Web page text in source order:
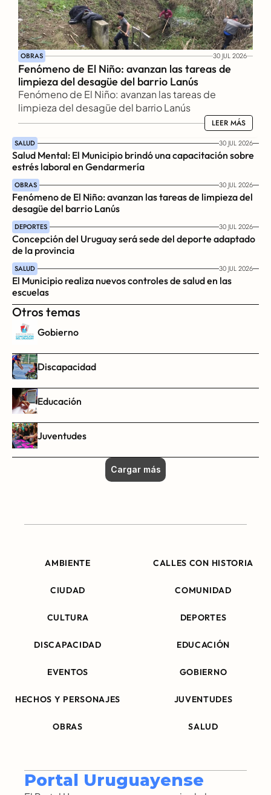
OBRAS 30 JUL 2026
Fenómeno de El Niño: avanzan las tareas de
limpieza del desagüe del barrio Lanús
Fenómeno de El Niño: avanzan las tareas de
limpieza del desagüe del barrio Lanús
LEER MÁS
LEER MÁS
SALUD 30 JUL 2026
Salud Mental: El Municipio brindó una capacitación sobre
estrés laboral en Gendarmería
OBRAS 30 JUL 2026
Fenómeno de El Niño: avanzan las tareas de limpieza del
desagüe del barrio Lanús
DEPORTES 30 JUL 2026
Concepción del Uruguay será sede del deporte adaptado
de la provincia
SALUD 30 JUL 2026
El Municipio realiza nuevos controles de salud en las
escuelas
Otros temas
Gobierno
Discapacidad
Educación
Juventudes
Cargar más
AMBIENTE CALLES CON HISTORIA
CIUDAD COMUNIDAD
CULTURA DEPORTES
DISCAPACIDAD EDUCACIÓN
EVENTOS GOBIERNO
HECHOS Y PERSONAJES JUVENTUDES
OBRAS SALUD
Portal Uruguayense